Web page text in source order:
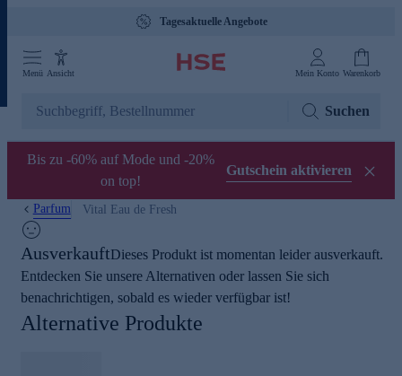
Tagesaktuelle Angebote
Menü Ansicht Mein Konto Warenkorb
Suchen
Bis zu -60% auf Mode und -20%
on top!
Gutschein aktivieren
Parfum Vital Eau de Fresh
AusverkauftDieses Produkt ist momentan leider ausverkauft.
Entdecken Sie unsere Alternativen oder lassen Sie sich
benachrichtigen, sobald es wieder verfügbar ist!
Alternative Produkte